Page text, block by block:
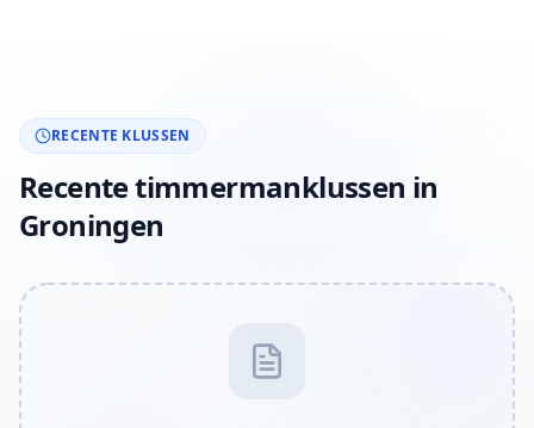
RECENTE KLUSSEN
Recente timmermanklussen in
Groningen